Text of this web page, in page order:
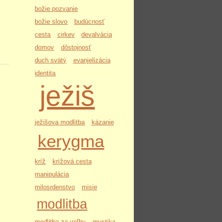
božie pozvanie
božie slovo
budúcnosť
cesta
cirkev
devalvácia
domov
dôstojnosť
duch svätý
evanjelizácia
identita
ježiš
ježišova modlitba kázanie
kerygma
kríž
krížová cesta
manipulácia
milosrdenstvo
misie
modlitba